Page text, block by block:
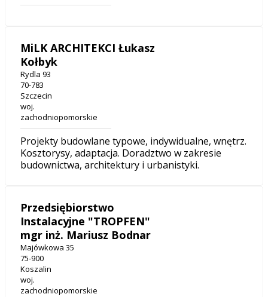
MiLK ARCHITEKCI Łukasz
Kołbyk
Rydla 93
70-783
Szczecin
woj.
zachodniopomorskie
Projekty budowlane typowe, indywidualne, wnętrz.
Kosztorysy, adaptacja. Doradztwo w zakresie
budownictwa, architektury i urbanistyki.
Przedsiębiorstwo
Instalacyjne "TROPFEN"
mgr inż. Mariusz Bodnar
Majówkowa 35
75-900
Koszalin
woj.
zachodniopomorskie